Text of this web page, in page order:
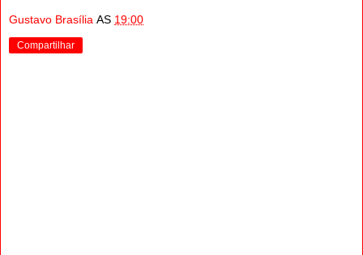
Gustavo Brasília AS 19:00
Compartilhar